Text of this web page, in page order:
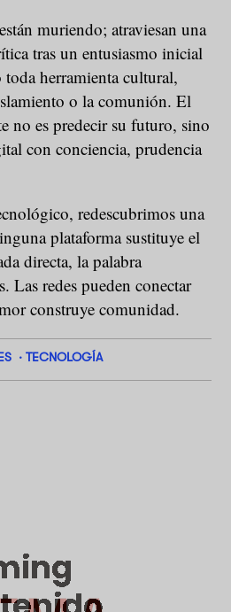
muriendo; atraviesan una
tras un entusiasmo inicial
herramienta cultural,
o la comunión. El
no es predecir su futuro, sino
con conciencia, prudencia
redescubrimos una
plataforma sustituye el
directa, la palabra
Las redes pueden conectar
construye comunidad.
TECNOLOGÍA